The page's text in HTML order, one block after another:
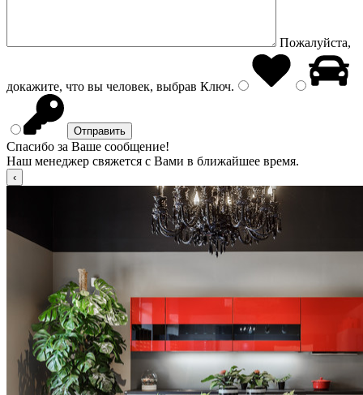
Пожалуйста,
докажите, что вы человек, выбрав Ключ.
Спасибо за Ваше сообщение!
Наш менеджер свяжется с Вами в ближайшее время.